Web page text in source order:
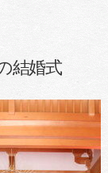
結婚式